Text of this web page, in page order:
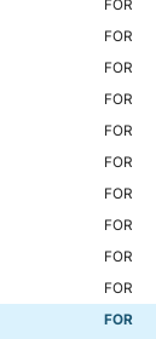
FOR
FOR
FOR
FOR
FOR
FOR
FOR
FOR
FOR
FOR
FOR